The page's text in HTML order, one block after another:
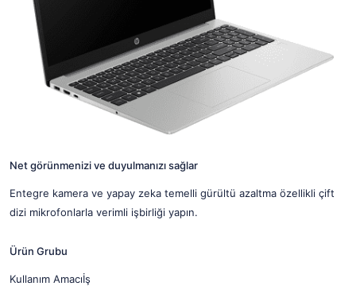
Net görünmenizi ve duyulmanızı sağlar
Entegre kamera ve yapay zeka temelli gürültü azaltma özellikli çift
dizi mikrofonlarla verimli işbirliği yapın.
Ürün Grubu
Kullanım Amacıİş